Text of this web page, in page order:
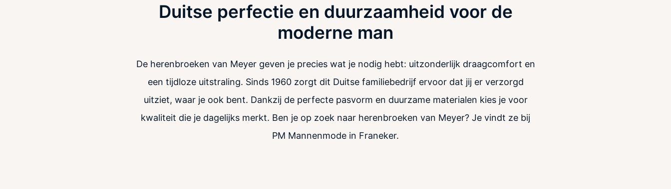
Duitse perfectie en duurzaamheid voor de
moderne man
De herenbroeken van Meyer geven je precies wat je nodig hebt: uitzonderlijk draagcomfort en
een tijdloze uitstraling. Sinds 1960 zorgt dit Duitse familiebedrijf ervoor dat jij er verzorgd
uitziet, waar je ook bent. Dankzij de perfecte pasvorm en duurzame materialen kies je voor
kwaliteit die je dagelijks merkt. Ben je op zoek naar herenbroeken van Meyer? Je vindt ze bij
PM Mannenmode in Franeker.